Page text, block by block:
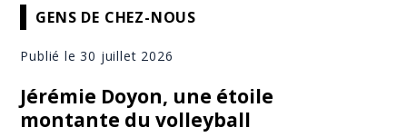
GENS DE CHEZ-NOUS
Publié le 30 juillet 2026
Jérémie Doyon, une étoile
montante du volleyball